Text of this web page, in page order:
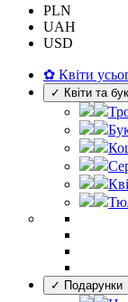
PLN
UAH
USD
✿ Квіти
✓ Квіти та
✓ Подарунки